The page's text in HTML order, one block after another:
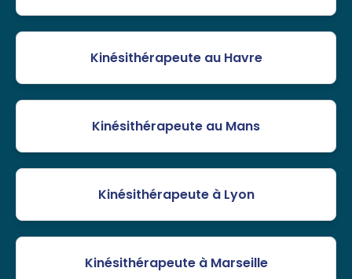
Kinésithérapeute au Havre
Kinésithérapeute au Mans
Kinésithérapeute à Lyon
Kinésithérapeute à Marseille